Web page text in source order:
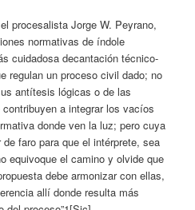
procesalista Jorge W. Peyrano,
normativas de índole
cuidadosa decantación técnico-
regulan un proceso civil dado; no
antítesis lógicas o de las
a integrar los vacíos
donde ven la luz; pero cuya
faro para que el intérprete, sea
equivoque el camino y olvide que
debe armonizar con ellas,
allí donde resulta más